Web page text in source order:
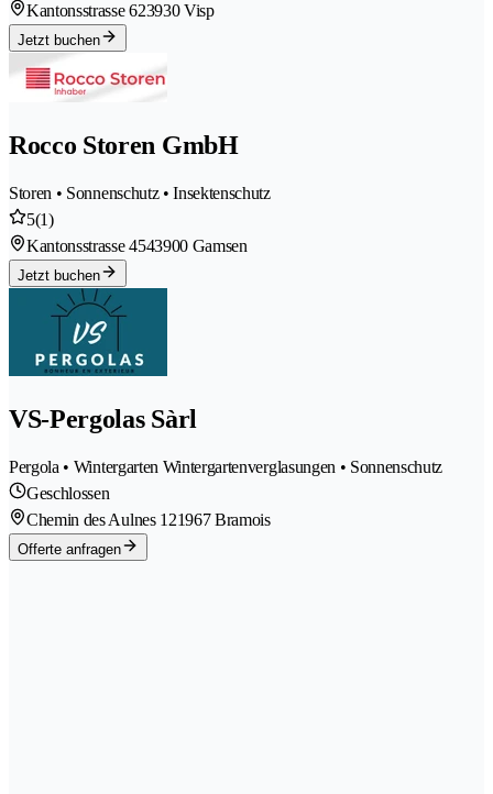
Kantonsstrasse 623930 Visp
Jetzt buchen
Rocco Storen GmbH
Storen • Sonnenschutz • Insektenschutz
5(1)
Kantonsstrasse 4543900 Gamsen
Jetzt buchen
VS-Pergolas Sàrl
Pergola • Wintergarten Wintergartenverglasungen • Sonnenschutz
Geschlossen
Chemin des Aulnes 121967 Bramois
Offerte anfragen